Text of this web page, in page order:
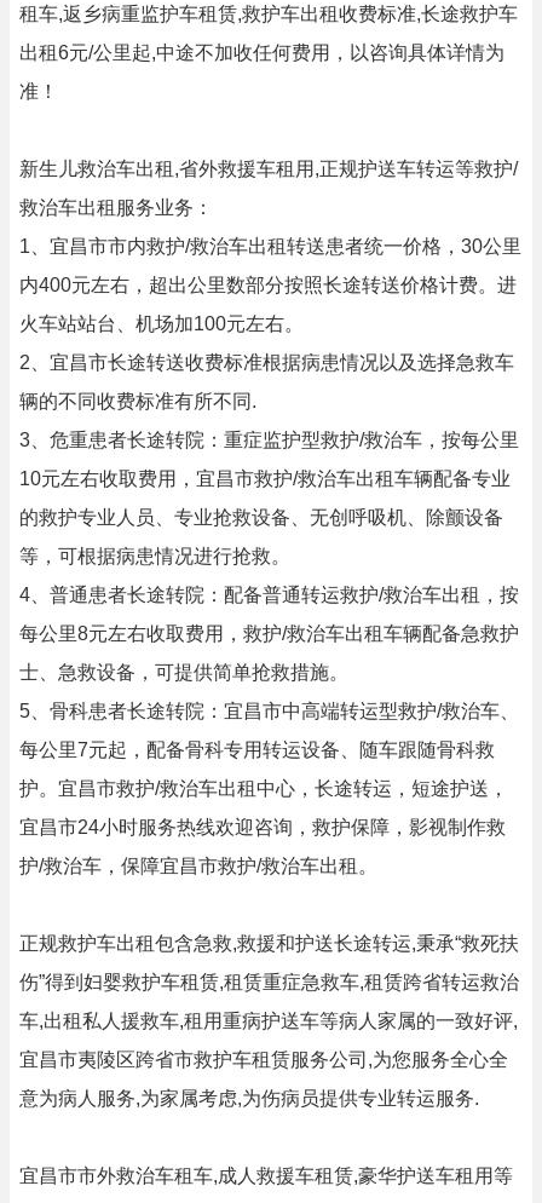
租车,返乡病重监护车租赁,救护车出租收费标准,长途救护车
出租6元/公里起,中途不加收任何费用，以咨询具体详情为
准！
新生儿救治车出租,省外救援车租用,正规护送车转运等救护/
救治车出租服务业务：
1、宜昌市市内救护/救治车出租转送患者统一价格，30公里
内400元左右，超出公里数部分按照长途转送价格计费。进
火车站站台、机场加100元左右。
2、宜昌市长途转送收费标准根据病患情况以及选择急救车
辆的不同收费标准有所不同.
3、危重患者长途转院：重症监护型救护/救治车，按每公里
10元左右收取费用，宜昌市救护/救治车出租车辆配备专业
的救护专业人员、专业抢救设备、无创呼吸机、除颤设备
等，可根据病患情况进行抢救。
4、普通患者长途转院：配备普通转运救护/救治车出租，按
每公里8元左右收取费用，救护/救治车出租车辆配备急救护
士、急救设备，可提供简单抢救措施。
5、骨科患者长途转院：宜昌市中高端转运型救护/救治车、
每公里7元起，配备骨科专用转运设备、随车跟随骨科救
护。宜昌市救护/救治车出租中心，长途转运，短途护送，
宜昌市24小时服务热线欢迎咨询，救护保障，影视制作救
护/救治车，保障宜昌市救护/救治车出租。
正规救护车出租包含急救,救援和护送长途转运,秉承“救死扶
伤”得到妇婴救护车租赁,租赁重症急救车,租赁跨省转运救治
车,出租私人援救车,租用重病护送车等病人家属的一致好评,
宜昌市夷陵区跨省市救护车租赁服务公司,为您服务全心全
意为病人服务,为家属考虑,为伤病员提供专业转运服务.
宜昌市市外救治车租车,成人救援车租赁,豪华护送车租用等